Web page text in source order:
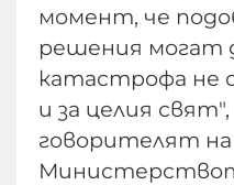
момент, че
решения могат
катастрофа не
и за целия
говорителят на